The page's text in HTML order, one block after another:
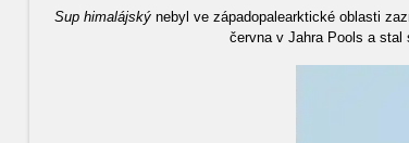
Sup himalájskýnebyl ve západopalearktické oblasti
června v Jahra Pools a stal